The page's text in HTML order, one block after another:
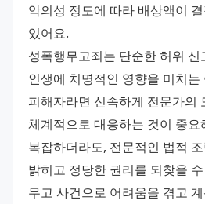
악의성 정도에 따라 배상액이
있어요.
성폭행무고죄는 단순한 허위 신
인생에 치명적인 영향을 미치
피해자라면 신속하게 전문가의
체계적으로 대응하는 것이 중요
복잡하더라도, 전문적인 법적
밝히고 정당한 권리를 되찾을